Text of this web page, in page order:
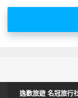
逸歡旅遊 名冠旅行